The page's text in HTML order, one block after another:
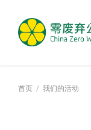
首页 我们的活动